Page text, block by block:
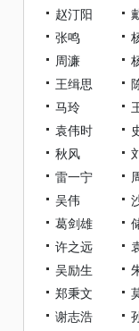
赵汀阳
张鸣
周濂
王缉思
马玲
袁伟时
秋风
雷一宁
吴伟
葛剑雄
许之远
吴励生
郑秉文
谢志浩